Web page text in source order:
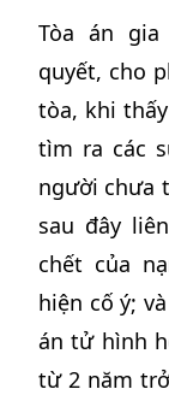
Tòa án
quyết, cho
tòa, khi
tìm ra các
người chưa
sau đây
chết của
hiện cố ý;
án tử hình
từ 2 năm